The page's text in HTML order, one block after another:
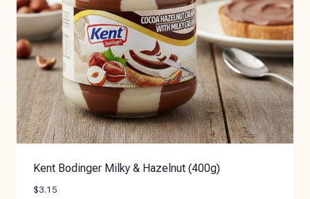
Kent Bodinger Milky & Hazelnut (400g)
$3.15